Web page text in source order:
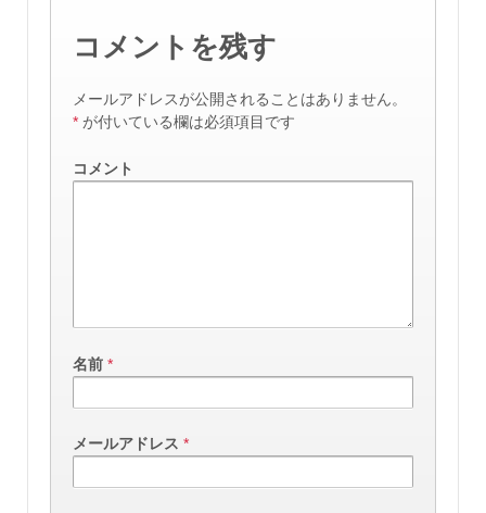
コメントを残す
メールアドレスが公開されることはありません。
* が付いている欄は必須項目です
コメント
名前 *
メールアドレス *